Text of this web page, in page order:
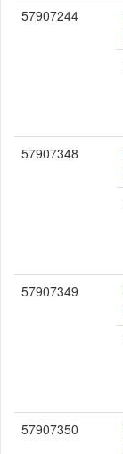
57907244
57907348
57907349
57907350